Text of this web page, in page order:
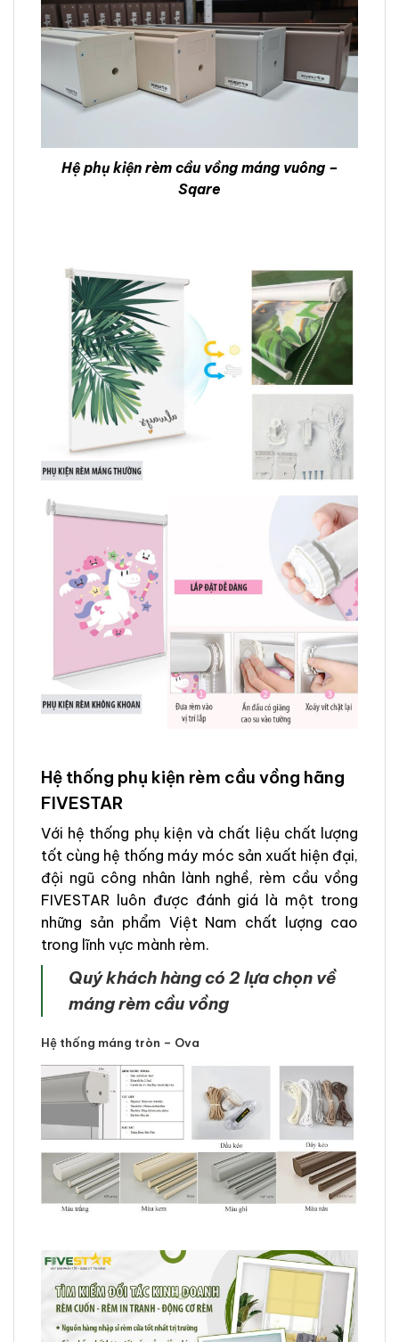
Hệ phụ kiện rèm cầu vồng máng vuông –
Sqare
Hệ thống phụ kiện rèm cầu vồng hãng
FIVESTAR
Với hệ thống phụ kiện và chất liệu chất lượng
tốt cùng hệ thống máy móc sản xuất hiện đại,
đội ngũ công nhân lành nghề, rèm cầu vồng
FIVESTAR luôn được đánh giá là một trong
những sản phẩm Việt Nam chất lượng cao
trong lĩnh vực mành rèm.
Quý khách hàng có 2 lựa chọn về
máng rèm cầu vồng
Hệ thống máng tròn – Ova